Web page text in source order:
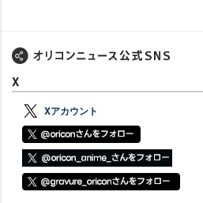
X
Xアカウント